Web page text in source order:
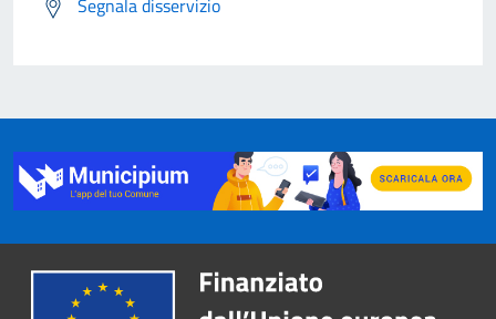
Segnala disservizio